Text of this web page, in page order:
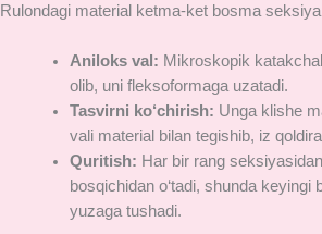
Rulondagi material ketma-ket bosma
Aniloks val: Mikroskopik
olib, uni fleksoformaga uzatadi.
Tasvirni ko‘chirish: Unga klishe
vali material bilan tegishib, iz
Quritish: Har bir rang
bosqichidan o‘tadi, shunda keyingi
yuzaga tushadi.